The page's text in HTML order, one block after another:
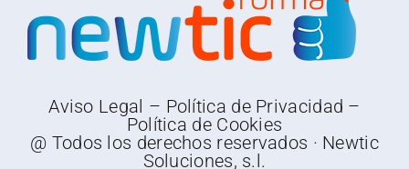
Aviso Legal – Política de Privacidad –
Política de Cookies
@ Todos los derechos reservados · Newtic
Soluciones, s.l.